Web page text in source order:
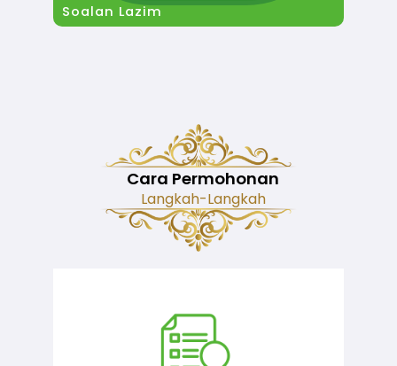
Soalan Lazim
Cara Permohonan
Langkah-Langkah